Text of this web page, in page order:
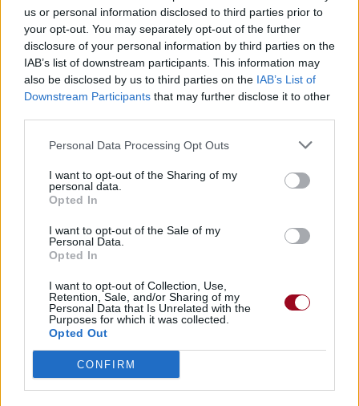
us or personal information disclosed to third parties prior to
your opt-out. You may separately opt-out of the further
disclosure of your personal information by third parties on the
IAB’s list of downstream participants. This information may
also be disclosed by us to third parties on the IAB’s List of
Downstream Participants that may further disclose it to other
Personal Data Processing Opt Outs
I want to opt-out of the Sharing of my
personal data.
Opted In
I want to opt-out of the Sale of my
Personal Data.
Opted In
I want to opt-out of Collection, Use,
Retention, Sale, and/or Sharing of my
Personal Data that Is Unrelated with the
Purposes for which it was collected.
Opted Out
CONFIRM
Dire «merci» pour cette traduction Corriger une erreur